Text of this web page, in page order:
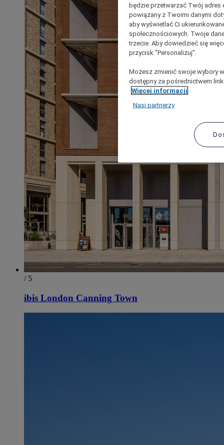
/ 5
ibis London Canning Town
będzie przetwarzać Twój adres
powiązany z Twoimi danymi
aby wyświetlać Ci
społecznościowych. Twoje
trzecie. Aby dowiedzieć się
przycisk "Personalizuj”.
Możesz zmienić swoje wybory
dostępny za pośrednictwem
Więcej informacji
Nasi partnerzy